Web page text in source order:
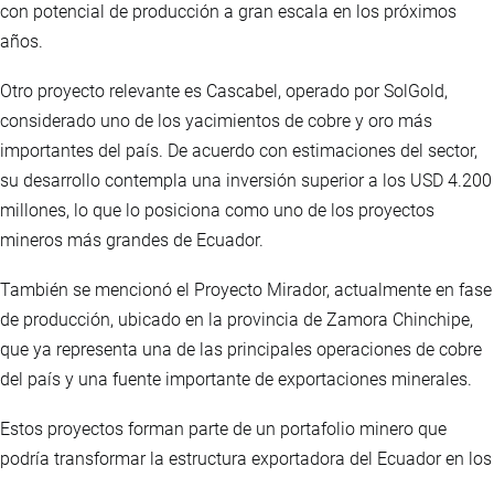
con potencial de producción a gran escala en los próximos
años.
Otro proyecto relevante es Cascabel, operado por SolGold,
considerado uno de los yacimientos de cobre y oro más
importantes del país. De acuerdo con estimaciones del sector,
su desarrollo contempla una inversión superior a los USD 4.200
millones, lo que lo posiciona como uno de los proyectos
mineros más grandes de Ecuador.
También se mencionó el Proyecto Mirador, actualmente en fase
de producción, ubicado en la provincia de Zamora Chinchipe,
que ya representa una de las principales operaciones de cobre
del país y una fuente importante de exportaciones minerales.
Estos proyectos forman parte de un portafolio minero que
podría transformar la estructura exportadora del Ecuador en los